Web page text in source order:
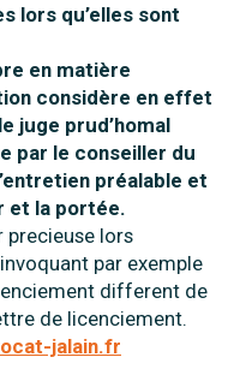
lors qu’elles sont
en matière
considère en effet
juge prud’homal
par le conseiller du
préalable et
et la portée.
precieuse lors
par exemple
different de
de licenciement.
jalain.fr